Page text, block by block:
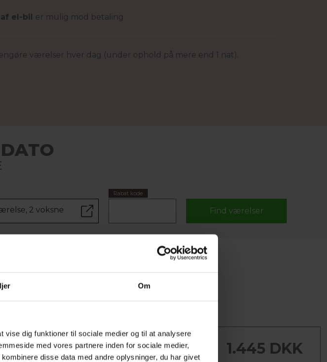
Om
vise dig funktioner til sociale medier og til at analysere
med vores partnere inden for sociale medier,
disse data med andre oplysninger, du har givet
el-bil er mulig mod betaling
værelser hver dag (under ophold på mere end 1 nat).
2 voksne
Rabat kode
BUSINESS VÆRELSE
Business værelse med 1 dobbelt
1.445 DKK